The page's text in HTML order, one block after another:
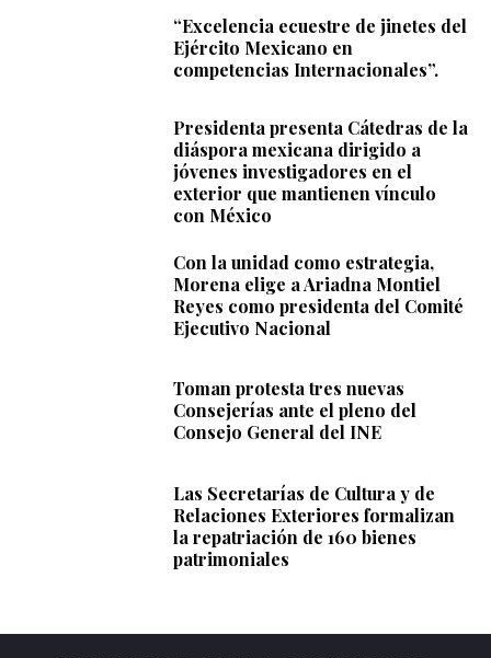
“Excelencia ecuestre de jinetes del
Ejército Mexicano en
competencias Internacionales”.
Presidenta presenta Cátedras de la
diáspora mexicana dirigido a
jóvenes investigadores en el
exterior que mantienen vínculo
con México
Con la unidad como estrategia,
Morena elige a Ariadna Montiel
Reyes como presidenta del Comité
Ejecutivo Nacional
Toman protesta tres nuevas
Consejerías ante el pleno del
Consejo General del INE
Las Secretarías de Cultura y de
Relaciones Exteriores formalizan
la repatriación de 160 bienes
patrimoniales